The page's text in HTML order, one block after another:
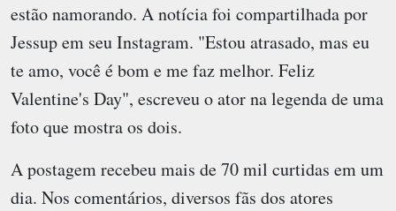
estão namorando. A notícia foi compartilhada por
Jessup em seu Instagram. "Estou atrasado, mas eu
te amo, você é bom e me faz melhor. Feliz
Valentine's Day", escreveu o ator na legenda de uma
foto que mostra os dois.
A postagem recebeu mais de 70 mil curtidas em um
dia. Nos comentários, diversos fãs dos atores